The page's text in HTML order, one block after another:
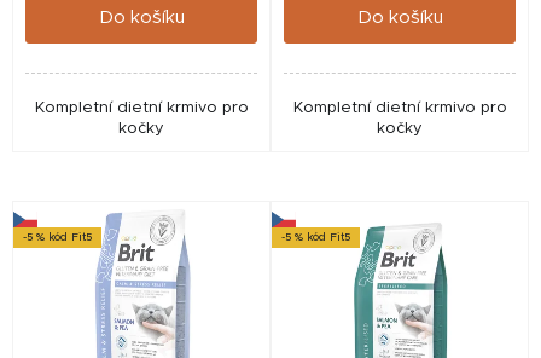
Do košíku
Kompletní dietní krmivo pro
kočky
Do košíku
Kompletní dietní krmivo pro
kočky
-5 % kód Fit5 -5 % kód Fit5